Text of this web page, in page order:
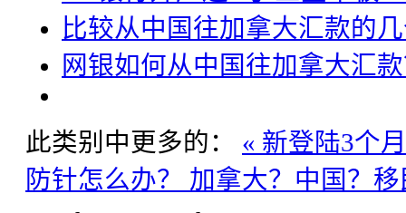
比较从中国往加拿大汇款的
网银如何从中国往加拿大汇
此类别中更多的：
« 新登陆3个
防针怎么办？ 加拿大？中国？